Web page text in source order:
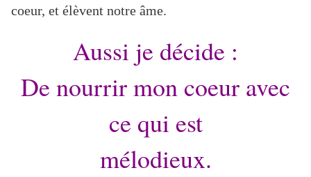
coeur, et élèvent notre âme.
Aussi je décide :
De nourrir mon coeur avec
ce qui est
mélodieux.